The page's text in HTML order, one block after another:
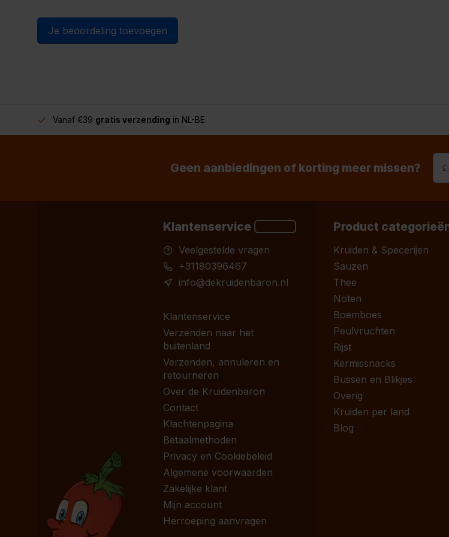
Je beoordeling toevoegen
Vanaf €39 gratis verzending in NL-BE
Geen aanbiedingen of korting meer missen?
Klantenservice
Veelgestelde vragen
+31180396467
info@dekruidenbaron.nl
Klantenservice
Verzenden naar het
buitenland
Verzenden, annuleren en
retourneren
Over de Kruidenbaron
Contact
Klachtenpagina
Betaalmethoden
Privacy en Cookiebeleid
Algemene voorwaarden
Zakelijke klant
Mijn account
Herroeping aanvragen
Product
Kruiden & Specerijen
Sauzen
Thee
Noten
Boemboes
Peulvruchten
Rijst
Kermissnacks
Bussen en Blikjes
Overig
Kruiden per land
Blog